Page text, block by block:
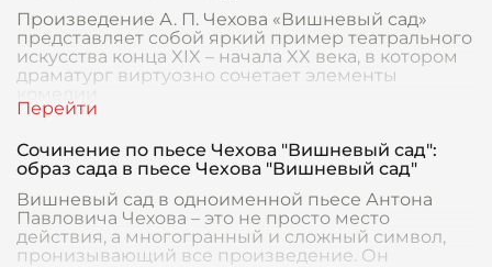
Произведение А. П. Чехова «Вишневый сад»
представляет собой яркий пример театрального
искусства конца XIX – начала XX века, в котором
драматург виртуозно сочетает элементы
Сочинение по пьесе Чехова "Вишневый сад":
образ сада в пьесе Чехова "Вишневый сад"
Вишневый сад в одноименной пьесе Антона
Павловича Чехова – это не просто место
действия, а многогранный и сложный символ,
пронизывающий все произведение. Он